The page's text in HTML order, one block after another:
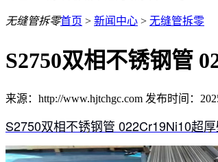
无缝管拆零首页 > 新闻中心 > 无缝管拆零
S2750双相不锈钢管
来源：http://www.hjtchgc.com 发布时间：
S2750双相不锈钢管 022Cr19Ni10超